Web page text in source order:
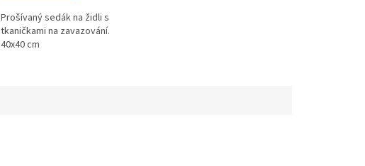
5
hvězdiček.
Prošívaný sedák na židli s
tkaničkami na zavazování.
40x40 cm